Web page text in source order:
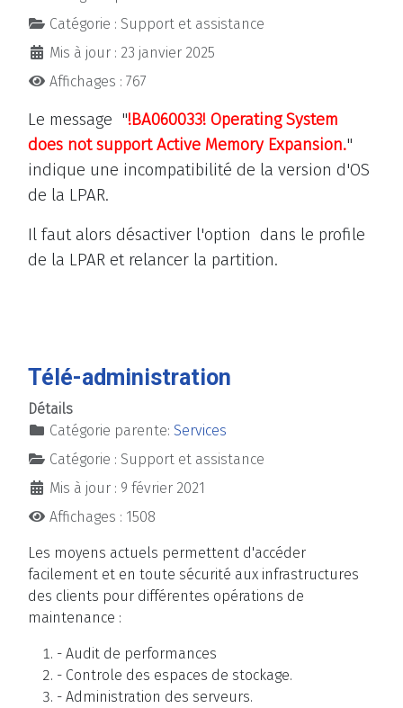
Catégorie : Support et assistance
Mis à jour : 23 janvier 2025
Affichages : 767
Le message "!BA060033! Operating System
does not support Active Memory Expansion."
indique une incompatibilité de la version d'OS
de la LPAR.
Il faut alors désactiver l'option dans le profile
de la LPAR et relancer la partition.
Télé-administration
Détails
Catégorie parente: Services
Catégorie : Support et assistance
Mis à jour : 9 février 2021
Affichages : 1508
Les moyens actuels permettent d'accéder
facilement et en toute sécurité aux infrastructures
des clients pour différentes opérations de
maintenance :
- Audit de performances
- Controle des espaces de stockage.
- Administration des serveurs.